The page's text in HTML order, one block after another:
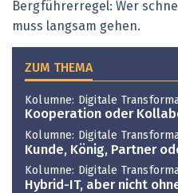
Bergführerregel: Wer
muss langsam gehen.
ZUM THEMA
Kolumne: Digitale
Kooperation oder
Kolumne: Digitale
Kunde, König, Partner
Kolumne: Digitale
Hybrid-IT, aber nicht